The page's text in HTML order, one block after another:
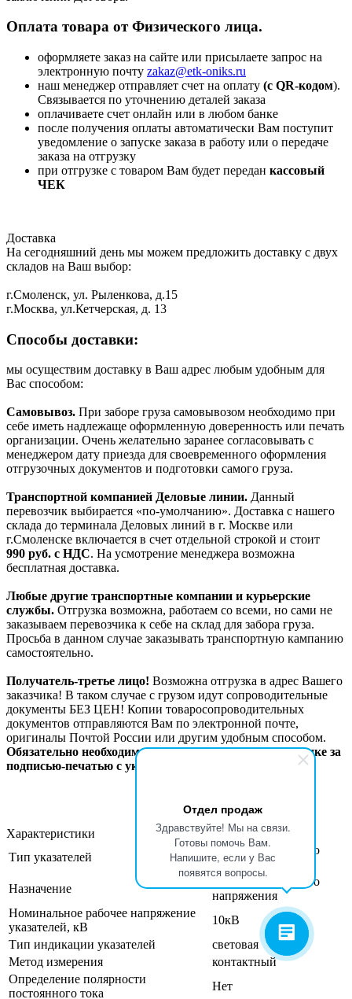
Отдел продаж
Здравствуйте! Мы на связи.
Готовы помочь Вам.
Напишите, если у Вас
появятся вопросы.
Оплата товара от Физического лица.
оформляете заказ на сайте или присылаете запрос на
электронную почту zakaz@etk-oniks.ru
наш менеджер отправляет счет на оплату (с QR-кодом).
Связывается по уточнению деталей заказа
оплачиваете счет онлайн или в любом банке
после получения оплаты автоматически Вам поступит
уведомление о запуске заказа в работу или о передаче
заказа на отгрузку
при отгрузке с товаром Вам будет передан кассовый
ЧЕК
Доставка
На сегодняшний день мы можем предложить доставку с двух
складов на Ваш выбор:
г.Смоленск, ул. Рыленкова, д.15
г.Москва, ул.Кетчерская, д. 13
Способы доставки:
мы осуществим доставку в Ваш адрес любым удобным для
Вас способом:
Самовывоз. При заборе груза самовывозом необходимо при
себе иметь надлежаще оформленную доверенность или печать
организации. Очень желательно заранее согласовывать с
менеджером дату приезда для своевременного оформления
отгрузочных документов и подготовки самого груза.
Транспортной компанией Деловые линии. Данный
перевозчик выбирается «по-умолчанию». Доставка с нашего
склада до терминала Деловых линий в г. Москве или
г.Смоленске включается в счет отдельной строкой и стоит
990 руб. с НДС. На усмотрение менеджера возможна
бесплатная доставка.
Любые другие транспортные компании и курьерские
службы. Отгрузка возможна, работаем со всеми, но сами не
заказываем перевозчика к себе на склад для забора груза.
Просьба в данном случае заказывать транспортную кампанию
самостоятельно.
Получатель-третье лицо! Возможна отгрузка в адрес Вашего
заказчика! В таком случае с грузом идут сопроводительные
документы БЕЗ ЦЕН! Копии товаросопроводительных
документов отправляются Вам по электронной почте,
оригиналы Почтой России или другим удобным способом.
Обязательно необходимо официальное письмо на бланке за
подписью-печатью с указанием данных по отгрузке.
Характеристики
Тип указателей
Указатели высокого
напряжения
Назначение
Указатели высокого
напряжения
Номинальное рабочее напряжение
указателей, кВ
10кВ
Тип индикации указателей
световая
Метод измерения
контактный
Определение полярности
постоянного тока
Нет